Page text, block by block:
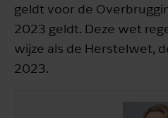
geldt voor de
2023 geldt. Deze wet
wijze als de Herstelwet,
2023.